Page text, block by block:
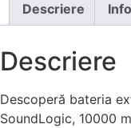
Descriere
Descriere
Descoperă bateria
SoundLogic, 10000